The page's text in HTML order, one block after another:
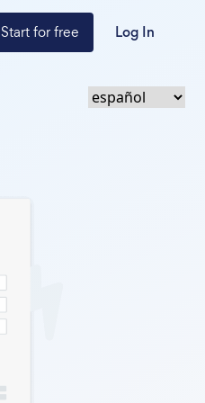
Start for free Log In